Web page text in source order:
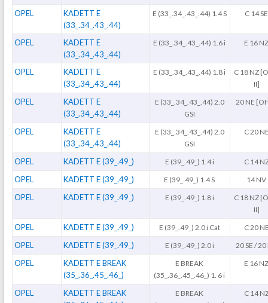
OPEL
KADETT E
(33_.34_.43_.44)
E (33_.34_.43_.44) 1.4 S C 14 SE
OPEL
KADETT E
(33_.34_.43_.44)
E (33_.34_.43_.44) 1.6 i E 16
OPEL
KADETT E
(33_.34_.43_.44)
E (33_.34_.43_.44) 1.8 i
C 18 NZ
II]
OPEL
KADETT E
(33_.34_.43_.44)
E (33_.34_.43_.44) 2.0
GSI
20 NE
OPEL
KADETT E
(33_.34_.43_.44)
E (33_.34_.43_.44) 2.0
GSI
C 20
OPEL KADETT E (39_.49_) E (39_.49_) 1.4 i C 14
OPEL KADETT E (39_.49_) E (39_.49_) 1.4 S 14 NV
OPEL KADETT E (39_.49_) E (39_.49_) 1.8 i
C 18 NZ
II]
OPEL KADETT E (39_.49_) E (39_.49_) 2.0 i Cat C 20
OPEL KADETT E (39_.49_) E (39_.49_) 2.0 i 20 SE / 20
OPEL
KADETT E BREAK
(35_.36_.45_.46_)
E BREAK
(35_.36_.45_.46_) 1. 6 i
E 16
OPEL
KADETT E BREAK
E BREAK
C 14